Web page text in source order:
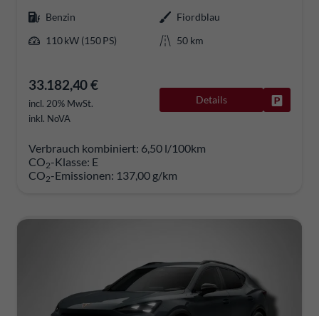
Benzin
Fiordblau
110 kW (150 PS)
50 km
33.182,40 €
incl. 20% MwSt.
inkl. NoVA
Details
Verbrauch kombiniert: 6,50 l/100km
CO2-Klasse: E
CO2-Emissionen: 137,00 g/km